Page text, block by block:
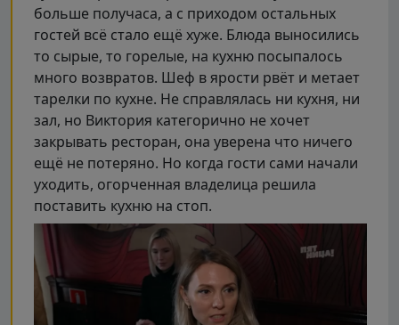
больше получаса, а с приходом остальных
гостей всё стало ещё хуже. Блюда выносились
то сырые, то горелые, на кухню посыпалось
много возвратов. Шеф в ярости рвёт и метает
тарелки по кухне. Не справлялась ни кухня, ни
зал, но Виктория категорично не хочет
закрывать ресторан, она уверена что ничего
ещё не потеряно. Но когда гости сами начали
уходить, огорченная владелица решила
поставить кухню на стоп.